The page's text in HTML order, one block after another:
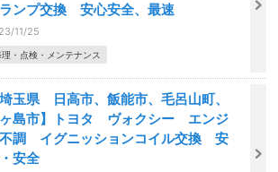
ンプ交換 安心安全、最速
11/25
理・点検・メンテナンス
埼玉県 日高市、飯能市、毛呂山町、
島市】トヨタ ヴォクシー エンジ
調 イグニッションコイル交換 安
安全